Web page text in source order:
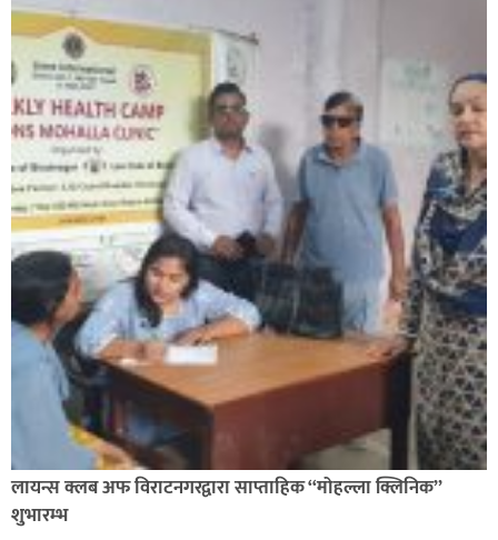
लायन्स क्लब अफ विराटनगरद्वारा साप्ताहिक “मोहल्ला क्लिनिक”
शुभारम्भ